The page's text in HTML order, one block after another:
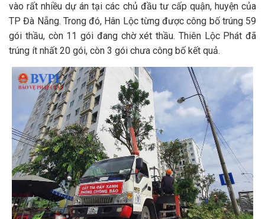
vào rất nhiều dự án tại các chủ đầu tư cấp quận, huyện của
TP Đà Nẵng. Trong đó, Hân Lộc từng được công bố trúng 59
gói thầu, còn 11 gói đang chờ xét thầu. Thiên Lộc Phát đã
trúng ít nhất 20 gói, còn 3 gói chưa công bố kết quả.